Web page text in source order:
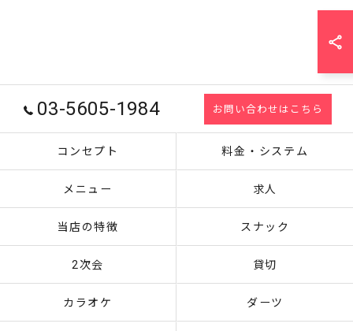
03-5605-1984 お問い合わせはこちら
コンセプト 料金・システム
メニュー 求人
当店の特徴 スナック
2次会 貸切
カラオケ ダーツ